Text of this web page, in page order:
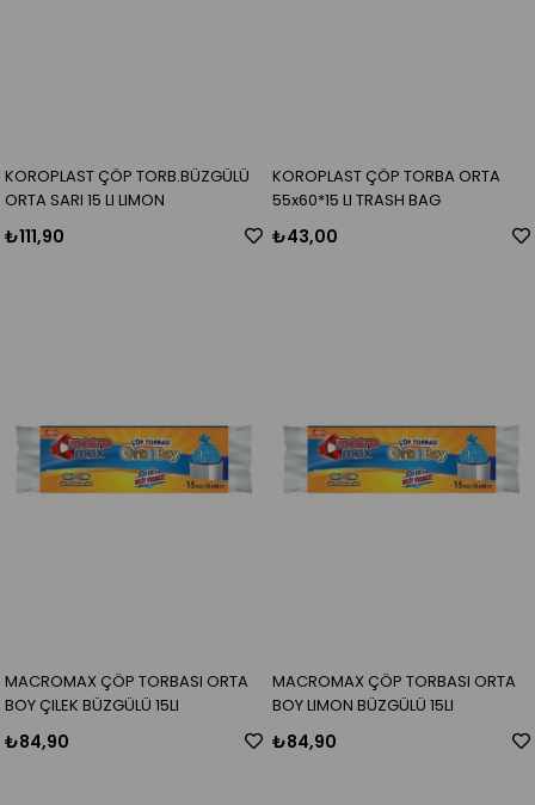
KOROPLAST ÇÖP TORB.BÜZGÜLÜ
ORTA SARI 15 LI LIMON
₺111,90
KOROPLAST ÇÖP TORBA ORTA
55x60*15 LI TRASH BAG
₺43,00
MACROMAX ÇÖP TORBASI ORTA
BOY ÇILEK BÜZGÜLÜ 15LI
₺84,90
MACROMAX ÇÖP TORBASI ORTA
BOY LIMON BÜZGÜLÜ 15LI
₺84,90